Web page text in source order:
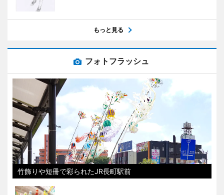
もっと見る
フォトフラッシュ
竹飾りや短冊で彩られたJR長町駅前